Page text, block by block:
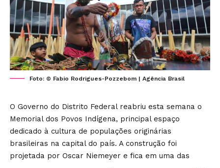
Foto: © Fabio Rodrigues-Pozzebom | Agência Brasil
O Governo do Distrito Federal reabriu esta semana o
Memorial dos Povos Indígena, principal espaço
dedicado à cultura de populações originárias
brasileiras na capital do país. A construção foi
projetada por Oscar Niemeyer e fica em uma das